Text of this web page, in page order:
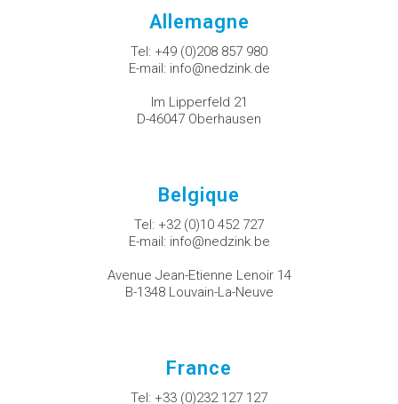
Allemagne
Tel: +49 (0)208 857 980
E-mail: info@nedzink.de
Im Lipperfeld 21
D-46047 Oberhausen
Belgique
Tel: +32 (0)10 452 727
E-mail: info@nedzink.be
Avenue Jean-Etienne Lenoir 14
B-1348 Louvain-La-Neuve
France
Tel: +33 (0)232 127 127